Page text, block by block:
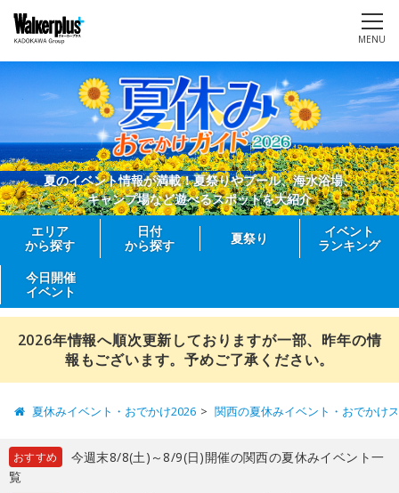
MENU
夏のイベント情報が満載！夏祭りやプール、海水浴場、
キャンプ場など遊べるスポットを大紹介
エリア
から探す
日付
から探す
夏祭り
イベント
ランキング
今日開催
イベント
2026年情報へ順次更新しておりますが一部、昨年の情
報もございます。予めご了承ください。
夏休みイベント・おでかけ2026 関西の夏休みイベント・おでかけ
おすすめ
今週末8/8(土)～8/9(日)開催の関西の夏休みイベント一
覧